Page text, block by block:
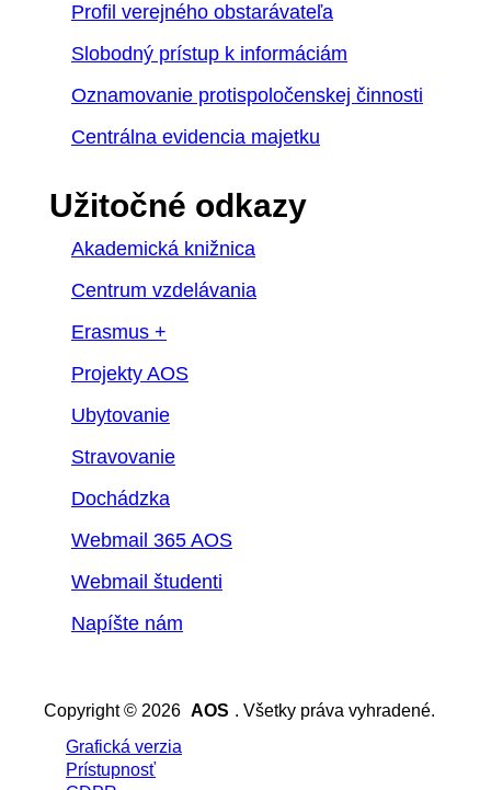
Profil verejného obstarávateľa
Slobodný prístup k informáciám
Oznamovanie protispoločenskej činnosti
Centrálna evidencia majetku
Užitočné odkazy
Akademická knižnica
Centrum vzdelávania
Erasmus +
Projekty AOS
Ubytovanie
Stravovanie
Dochádzka
Webmail 365 AOS
Webmail študenti
Napíšte nám
Copyright © 2026 AOS . Všetky práva vyhradené.
Grafická verzia
Prístupnosť